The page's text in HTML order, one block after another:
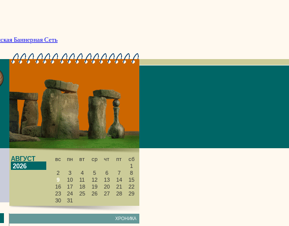
Баннерная Сеть
АВГУСТ
2026
вс пн вт ср чт пт
сб
1
2
3 4 5 6 7
8
9
10 11 12 13 14
15
16
17 18 19 20 21
22
23
24 25 26 27 28
29
30
31
ХРОНИКА